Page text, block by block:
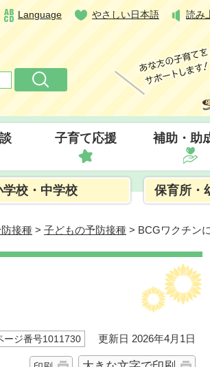
Language やさしい日本語 読み
子育て応援 補助・助
学校・中学校 保育所・
接種 > 子どもの予防接種 > BCGワクチン
ージ番号1011730 更新日 2026年4月1日